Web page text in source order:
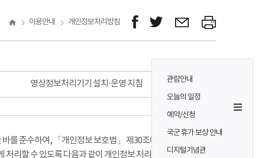
관람안내
오늘의 일정
예약/신청
국군 휴가 보상 안내
디지털기념관
이용안내 개인정보처리방침
영상정보처리기기 설치·운영 지침
를 준수하여, 「개인정보 보호법」 제30조에 따라
처리할 수 있도록 다음과 같이 개인정보 처리방침을